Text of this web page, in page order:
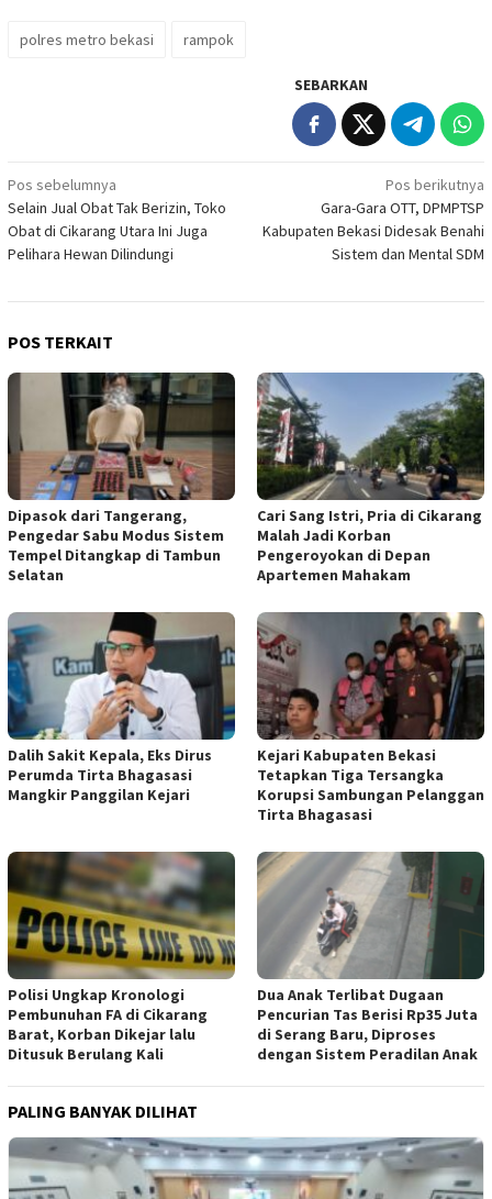
polres metro bekasi rampok
SEBARKAN
Navigasi
pos
Pos sebelumnya
Selain Jual Obat Tak Berizin, Toko
Obat di Cikarang Utara Ini Juga
Pelihara Hewan Dilindungi
Pos berikutnya
Gara-Gara OTT, DPMPTSP
Kabupaten Bekasi Didesak Benahi
Sistem dan Mental SDM
POS TERKAIT
Dipasok dari Tangerang,
Pengedar Sabu Modus Sistem
Tempel Ditangkap di Tambun
Selatan
Cari Sang Istri, Pria di Cikarang
Malah Jadi Korban
Pengeroyokan di Depan
Apartemen Mahakam
Dalih Sakit Kepala, Eks Dirus
Perumda Tirta Bhagasasi
Mangkir Panggilan Kejari
Kejari Kabupaten Bekasi
Tetapkan Tiga Tersangka
Korupsi Sambungan Pelanggan
Tirta Bhagasasi
Polisi Ungkap Kronologi
Pembunuhan FA di Cikarang
Barat, Korban Dikejar lalu
Ditusuk Berulang Kali
Dua Anak Terlibat Dugaan
Pencurian Tas Berisi Rp35 Juta
di Serang Baru, Diproses
dengan Sistem Peradilan Anak
PALING BANYAK DILIHAT